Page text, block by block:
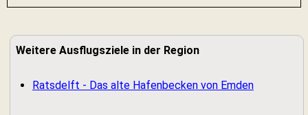
Weitere Ausflugsziele in der Region
Ratsdelft - Das alte Hafenbecken von Emden